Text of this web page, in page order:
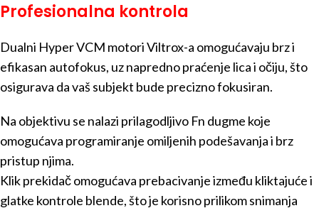
Profesionalna kontrola
Dualni Hyper VCM motori Viltrox-a omogućavaju brz i
efikasan autofokus, uz napredno praćenje lica i očiju, što
osigurava da vaš subjekt bude precizno fokusiran.
Na objektivu se nalazi prilagodljivo Fn dugme koje
omogućava programiranje omiljenih podešavanja i brz
pristup njima.
Klik prekidač omogućava prebacivanje između kliktajuće i
glatke kontrole blende, što je korisno prilikom snimanja